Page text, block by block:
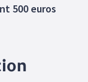
500 euros